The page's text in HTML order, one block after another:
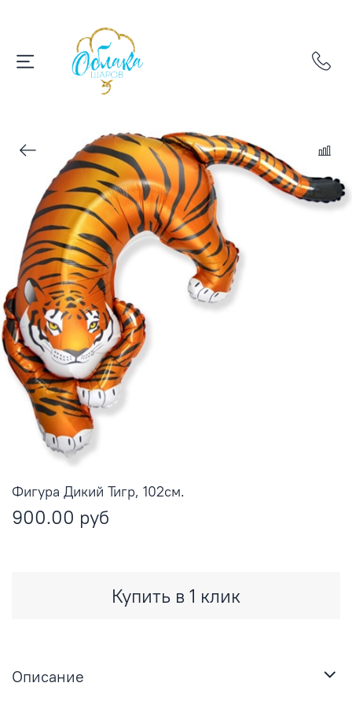
Фигура Дикий Тигр, 102см.
900.00 руб
Купить в 1 клик
Описание